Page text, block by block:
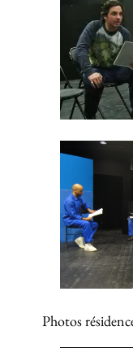
Photos